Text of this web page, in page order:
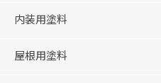
内装用塗料
屋根用塗料